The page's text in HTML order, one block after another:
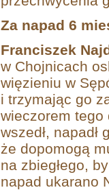
Za napad 6
Franciszek
w Chojnicach
więzieniu w
i trzymając go
wieczorem tego
wszedł, napadł
że dopomogą
na zbiegłego,
napad ukarano